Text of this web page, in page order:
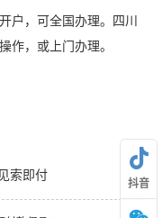
户，可全国办理。四川
作，或上门办理。
见索即付 抖音